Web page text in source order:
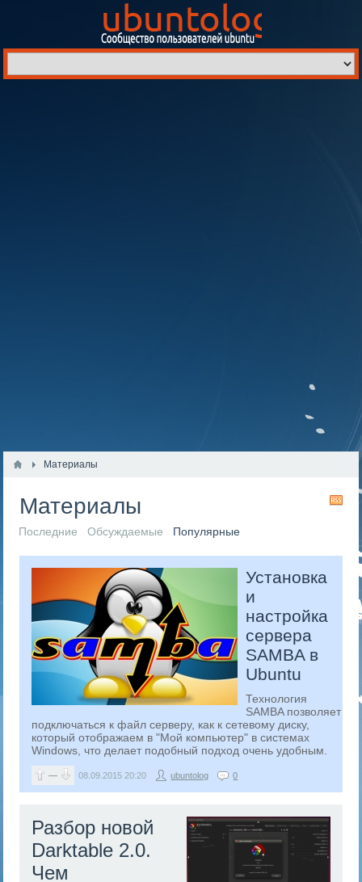
Материалы
Материалы
Последние Обсуждаемые Популярные
​Установка
и
настройка
сервера
SAMBA в
Ubuntu
Технология
SAMBA позволяет
подключаться к файл серверу, как к сетевому диску,
который отображаем в "Мой компьютер" в системах
Windows, что делает подобный подход очень удобным.
— 08.09.2015 20:20 ubuntolog 0
Разбор новой
Darktable 2.0.
Чем